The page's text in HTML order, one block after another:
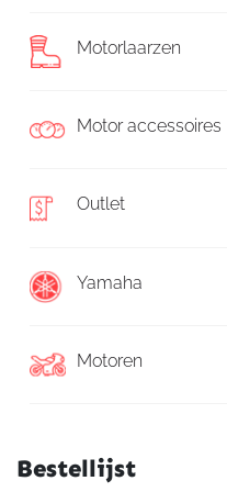
Motorlaarzen
Motor accessoires
Outlet
Yamaha
Motoren
Bestellijst